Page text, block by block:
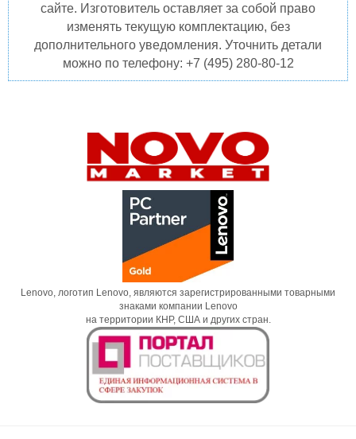
сайте. Изготовитель оставляет за собой право
изменять текущую комплектацию, без
дополнительного уведомления. Уточнить детали
можно по телефону: +7 (495) 280-80-12
Lenovo, логотип Lenovo, являются зарегистрированными товарными
знаками компании Lenovo
на территории КНР, США и других стран.